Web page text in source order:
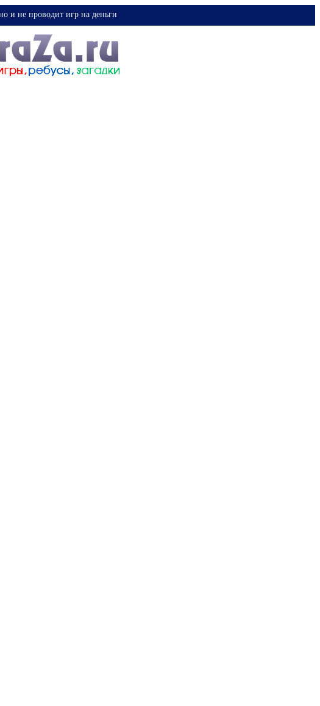
и не проводит игр на деньги